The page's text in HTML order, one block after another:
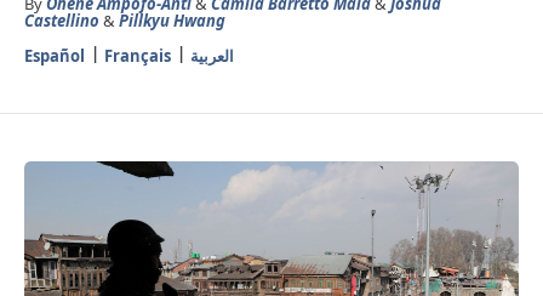
Castellino & Pillkyu Hwang
Español
Français العربية